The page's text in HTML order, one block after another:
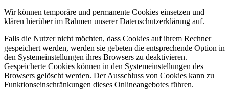
Wir können temporäre und permanente Cookies einsetzen und
klären hierüber im Rahmen unserer Datenschutzerklärung auf.
Falls die Nutzer nicht möchten, dass Cookies auf ihrem Rechner
gespeichert werden, werden sie gebeten die entsprechende Option in
den Systemeinstellungen ihres Browsers zu deaktivieren.
Gespeicherte Cookies können in den Systemeinstellungen des
Browsers gelöscht werden. Der Ausschluss von Cookies kann zu
Funktionseinschränkungen dieses Onlineangebotes führen.